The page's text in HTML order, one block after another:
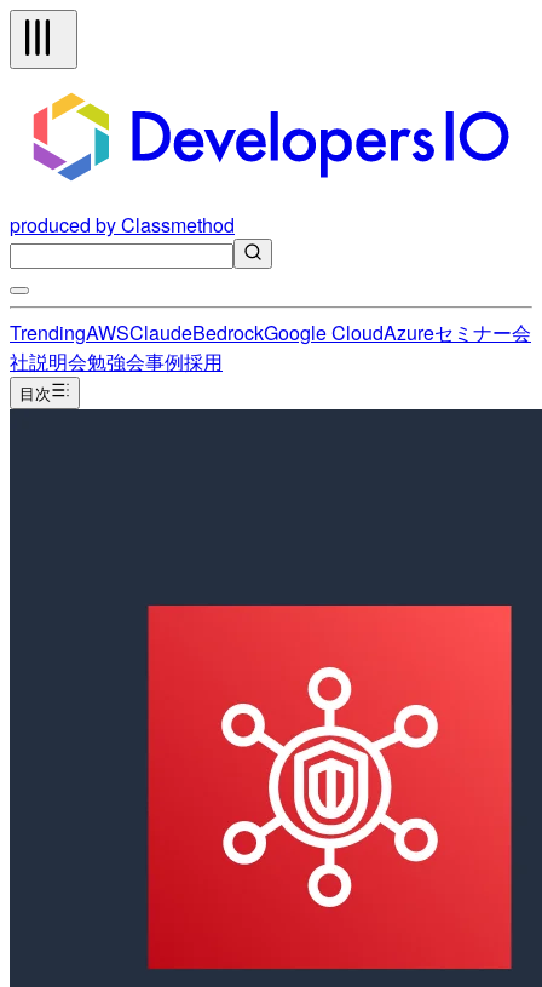
produced by Classmethod
TrendingAWSClaudeBedrockGoogle CloudAzureセミナー会
社説明会勉強会事例採用
目次